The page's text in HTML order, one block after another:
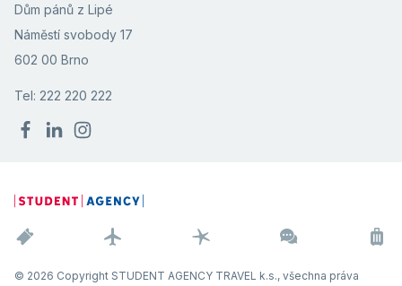
Dům pánů z Lipé
Náměstí svobody 17
602 00 Brno
Tel: 222 220 222
© 2026 Copyright STUDENT AGENCY TRAVEL k.s., všechna práva